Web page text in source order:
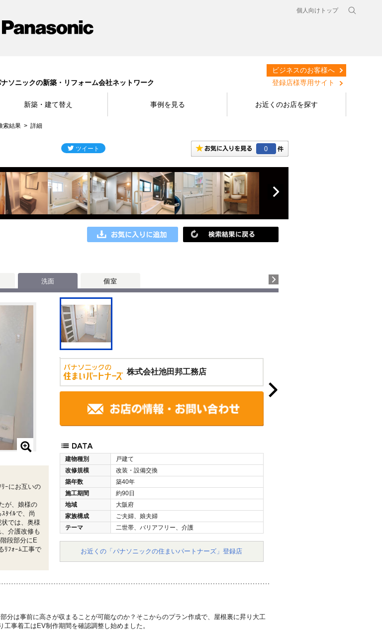
個人向けトップ
ソニックの新築・リフォーム会社ネットワーク
ビジネスのお客様へ
登録店様専用サイト
新築・建て替え 事例を見る お近くのお店を探す
索結果 詳細
0
洗面 個室
株式会社池田邦工務店
建物種別
戸建て
改修規模
改装・設備交換
築年数
築40年
施工期間
約90日
地域
大阪府
家族構成
ご夫婦、娘夫婦
テーマ
二世帯、バリアフリー、介護
お近くの「パナソニックの住まいパートナーズ」登録店
ｰにお互いの
が、娘様の
ﾀｲﾙで、尚
では、奥様
介護改修も
段部分にE
ﾘﾌｫｰﾑ工事で
分は事前に高さが収まることが可能なのか？そこからのプラン作成で、屋根裏に昇り大工
事着工はEV制作期間を確認調整し始めました。